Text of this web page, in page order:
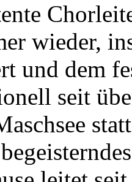
wieder,
und dem
seit